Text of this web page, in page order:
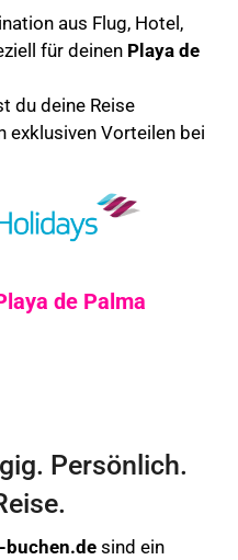
aus Flug, Hotel,
für deinen Playa de
du deine Reise
exklusiven Vorteilen bei
de Palma
Persönlich.
sind ein